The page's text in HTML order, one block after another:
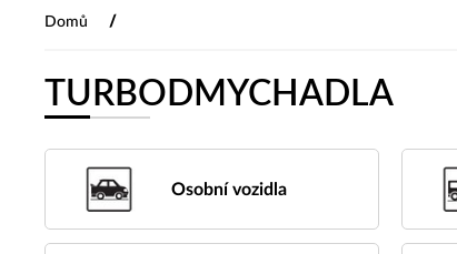
Domů /
TURBODMYCHADLA
Osobní vozidla